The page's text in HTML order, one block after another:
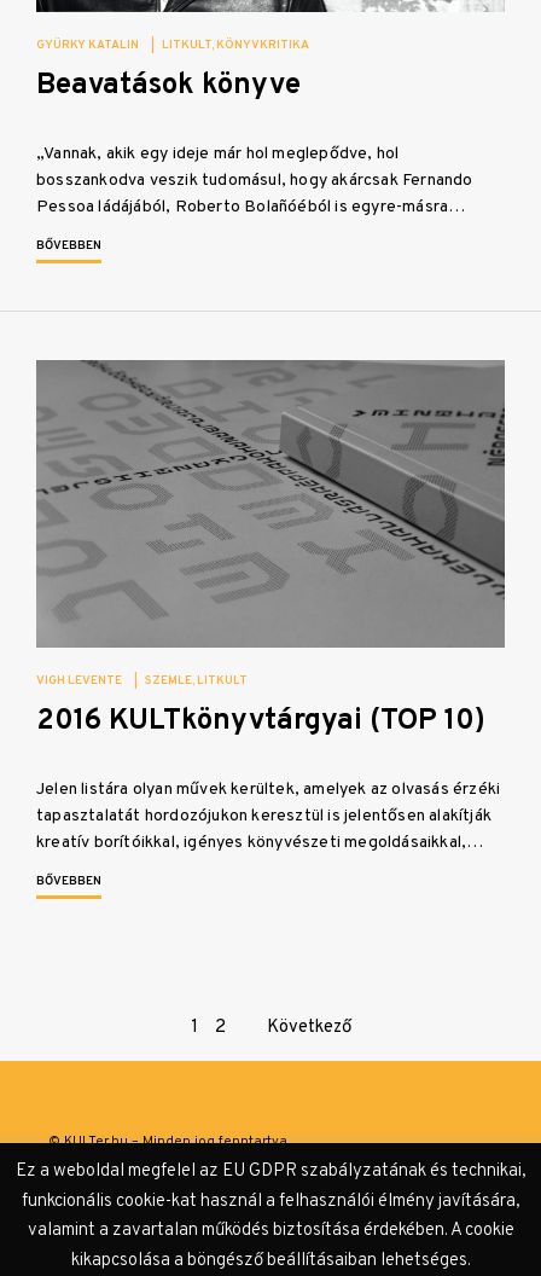
GYÜRKY KATALIN LITKULT KÖNYVKRITIKA
Beavatások könyve
„Vannak, akik egy ideje már hol meglepődve, hol
bosszankodva veszik tudomásul, hogy akárcsak Fernando
Pessoa ládájából, Roberto Bolañóéból is egyre-másra…
BŐVEBBEN
VIGH LEVENTE SZEMLE LITKULT
2016 KULTkönyvtárgyai (TOP 10)
Jelen listára olyan művek kerültek, amelyek az olvasás érzéki
tapasztalatát hordozójukon keresztül is jelentősen alakítják
kreatív borítóikkal, igényes könyvészeti megoldásaikkal,…
BŐVEBBEN
1 2 Következő
© KULTer.hu – Minden jog fenntartva
Adatvédelmi tájékoztató
Ez a weboldal megfelel az EU GDPR szabályzatának és technikai,
funkcionális cookie-kat használ a felhasználói élmény javítására,
valamint a zavartalan működés biztosítása érdekében. A cookie
kikapcsolása a böngésző beállításaiban lehetséges.